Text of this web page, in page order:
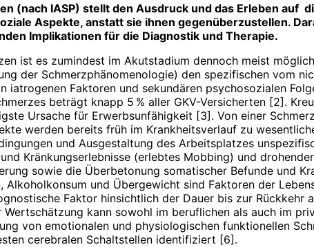
(nach IASP) stellt den Ausdruck und das Erleben
Aspekte, anstatt sie ihnen gegenüberzustellen.
Implikationen für die Diagnostik und Therapie.
ist es zumindest im Akutstadium dennoch meist
der Schmerzphänomenologie) den spezifischen vom
iatrogenen Faktoren und sekundären psychosozialen
beträgt knapp 5 % aller GKV-Versicherten [2].
Ursache für Erwerbsun­fähigkeit [3]. Von einer
werden bereits früh im Krankheitsverlauf zu
und Ausgestaltung des Arbeitsplatzes
Kränkungserlebnisse (erlebtes Mobbing) und
sowie die Überbetonung somatischer Befunde und
Alkoholkonsum und Übergewicht sind Faktoren der
Faktor hinsichtlich der Dauer bis zur
kann sowohl im beruflichen als auch im
von emotionalen und physiologischen funktionellen
cerebralen Schaltstellen identifiziert [6].